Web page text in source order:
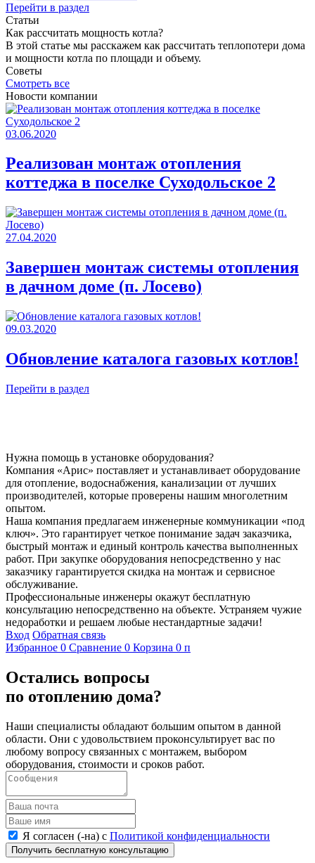
Перейти в раздел
Статьи
Как раcсчитать мощность котла?
В этой статье мы расскажем как рассчитать теплопотери дома
и мощности котла по площади и объему.
Советы
Смотреть все
Новости компании
03.06.2020
Реализован монтаж отопления
коттеджа в поселке Суходольское 2
27.04.2020
Завершен монтаж системы отопления
в дачном доме (п. Лосево)
09.03.2020
Обновление каталога газовых котлов!
Перейти в раздел
Нужна помощь в установке оборудования?
Компания «Арис» поставляет и устанавливает оборудование
для отопление, водоснабжения, канализации от лучших
производителей, которые проверены нашим многолетним
опытом.
Наша компания предлагаем инженерные коммуникации «под
ключ». Это гарантирует четкое понимание задач заказчика,
быстрый монтаж и единый контроль качества выполненных
работ. При закупке оборудования непосредственно у нас
заказчику гарантируется скидка на монтаж и сервисное
обслуживание.
Профессиональные инженеры окажут бесплатную
консультацию непосредственно на объекте. Устраняем чужие
недоработки и решаем любые нестандартные задачи!
Вход Обратная связь
Избранное 0 Сравнение 0 Корзина 0 п
Остались вопросы
по отоплению дома?
Наши специалисты обладают большим опытом в данной
области. Они с удовольствием проконсультирует вас по
любому вопросу связанных с монтажем, выбором
оборудования, стоимости и сроков работ.
Я согласен (-на) с Политикой конфиденциальности
Получить бесплатную консультацию